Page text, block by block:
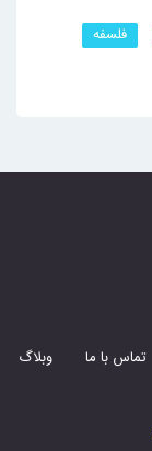
فلسفه
تماس با ما وبلاگ